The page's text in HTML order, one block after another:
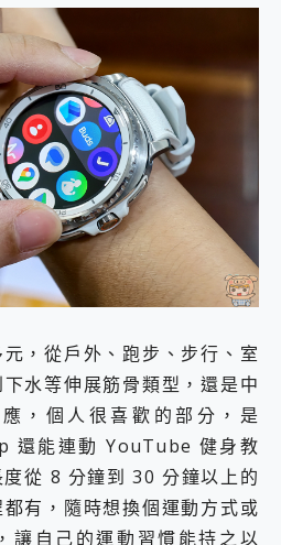
，從戶外、跑步、步行、室
水等伸展筋骨類型，還是中
，個人很喜歡的部分，是
還能連動 YouTube 健身教
從 8 分鐘到 30 分鐘以上的
有，隨時想換個運動方式或
讓自己的運動習慣能持之以